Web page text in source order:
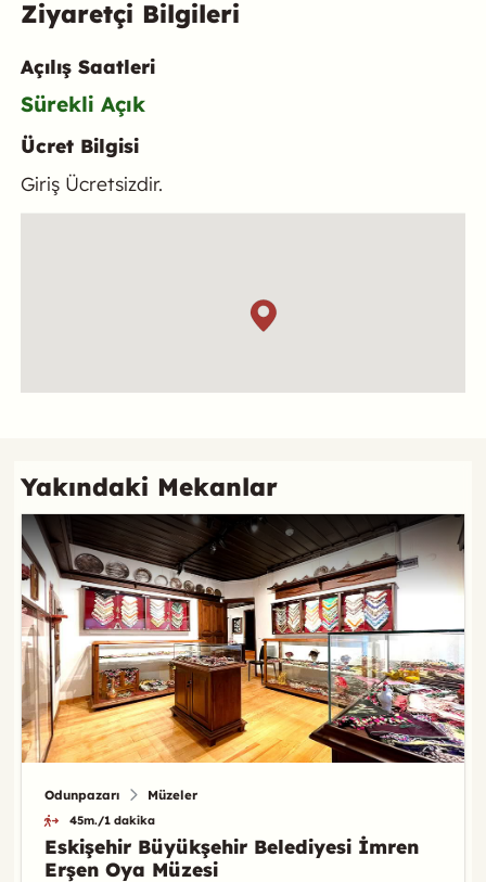
Ziyaretçi Bilgileri
Açılış Saatleri
Sürekli Açık
Ücret Bilgisi
Giriş Ücretsizdir.
Yakındaki Mekanlar
Odunpazarı Müzeler
45m./1 dakika
Eskişehir Büyükşehir Belediyesi İmren
Erşen Oya Müzesi